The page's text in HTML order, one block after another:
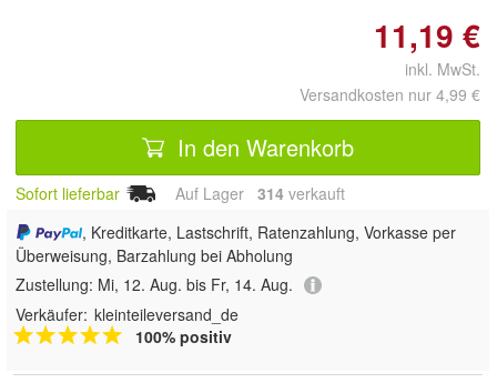
11,19 €
inkl. MwSt.
Versandkosten nur 4,99 €
In den Warenkorb
Sofort lieferbar Auf Lager 314 verkauft
, Kreditkarte, Lastschrift, Ratenzahlung, Vorkasse per
Überweisung, Barzahlung bei Abholung
Zustellung: Mi, 12. Aug. bis Fr, 14. Aug.
Verkäufer: kleinteileversand_de
100% positiv